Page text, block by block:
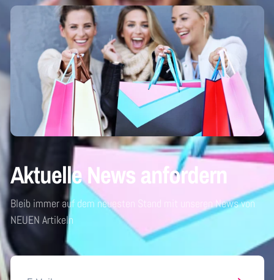
Aktuelle News anfordern
Bleib immer auf dem neuesten Stand mit unseren News von
NEUEN Artikeln